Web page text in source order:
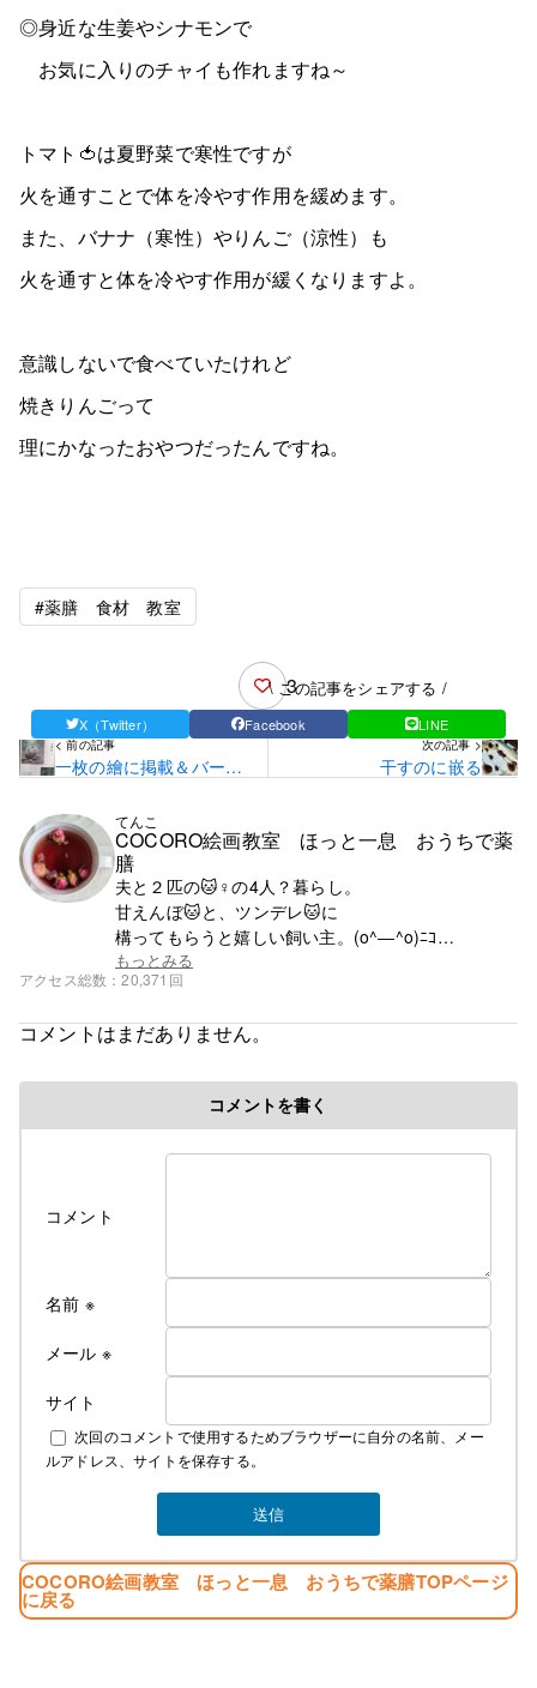
◎身近な生姜やシナモンで
お気に入りのチャイも作れますね～
トマト🍅は夏野菜で寒性ですが
火を通すことで体を冷やす作用を緩めます。
また、バナナ（寒性）やりんご（涼性）も
火を通すと体を冷やす作用が緩くなりますよ。
意識しないで食べていたけれど
焼きりんごって
理にかなったおやつだったんですね。
#薬膳 食材 教室
3
\ この記事をシェアする /
X（Twitter） Facebook LINE
< 前の記事
一枚の繪に掲載＆バード
次の記事 >
干すのに嵌る
てんこ
COCORO絵画教室 ほっと一息 おうちで薬
膳
夫と２匹の🐱♀の4人？暮らし。
甘えんぼ🐱と、ツンデレ🐱に
構ってもらうと嬉しい飼い主。(o^―^o)ﾆｺ
この子たちの為にもがんばるぞ～
もっとみる
アクセス総数 20,371回
コメントはまだありません。
コメントを書く
コメント
名前 ※
メール ※
サイト
次回のコメントで使用するためブラウザーに自分の名前、メー
ルアドレス、サイトを保存する。
COCORO絵画教室 ほっと一息 おうちで薬膳TOPページ
に戻る